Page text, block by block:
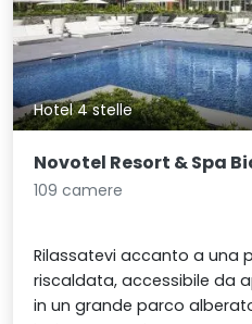
Hotel 4 stelle
Novotel Resort & Spa
109 camere
Rilassatevi accanto a una
riscaldata, accessibile da
in un grande parco